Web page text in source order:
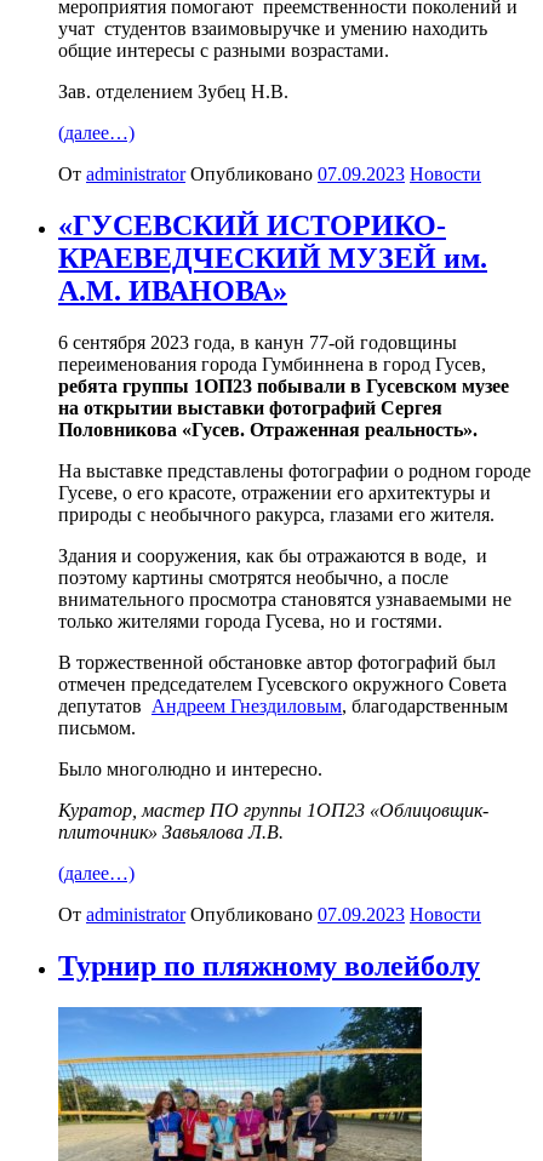
мероприятия помогают преемственности поколений и
учат студентов взаимовыручке и умению находить
общие интересы с разными возрастами.
Зав. отделением Зубец Н.В.
(далее…)
От administrator Опубликовано 07.09.2023 Новости
«ГУСЕВСКИЙ ИСТОРИКО-
КРАЕВЕДЧЕСКИЙ МУЗЕЙ им.
А.М. ИВАНОВА»
6 сентября 2023 года, в канун 77-ой годовщины
переименования города Гумбиннена в город Гусев,
ребята группы 1ОП23 побывали в Гусевском музее
на открытии выставки фотографий Сергея
Половникова «Гусев. Отраженная реальность».
На выставке представлены фотографии о родном городе
Гусеве, о его красоте, отражении его архитектуры и
природы с необычного ракурса, глазами его жителя.
Здания и сооружения, как бы отражаются в воде, и
поэтому картины смотрятся необычно, а после
внимательного просмотра становятся узнаваемыми не
только жителями города Гусева, но и гостями.
В торжественной обстановке автор фотографий был
отмечен председателем Гусевского окружного Совета
депутатов Андреем Гнездиловым, благодарственным
письмом.
Было многолюдно и интересно.
Куратор, мастер ПО группы 1ОП23 «Облицовщик-
плиточник» Завьялова Л.В.
(далее…)
От administrator Опубликовано 07.09.2023 Новости
Турнир по пляжному волейболу